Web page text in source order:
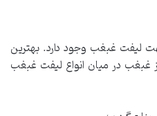
غبغب وجود دارد. بهترین
غبغب در میان انواع لیفت غبغب